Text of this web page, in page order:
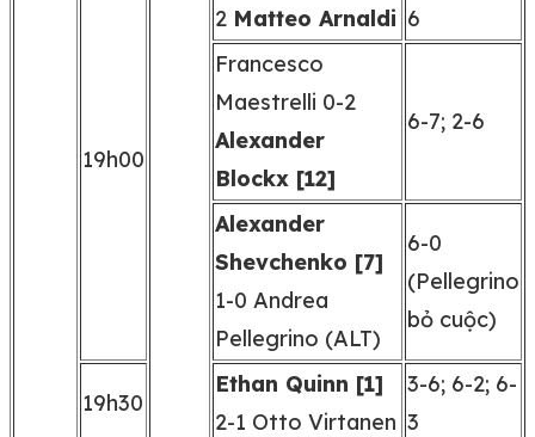
19h00
2 Matteo Arnaldi 6
Francesco
Maestrelli 0-2
Alexander
Blockx [12]
6-7; 2-6
Alexander
Shevchenko [7]
1-0 Andrea
Pellegrino (ALT)
6-0
(Pellegrino
bỏ cuộc)
19h30
Ethan Quinn [1]
2-1 Otto Virtanen
3-6; 6-2; 6-
3